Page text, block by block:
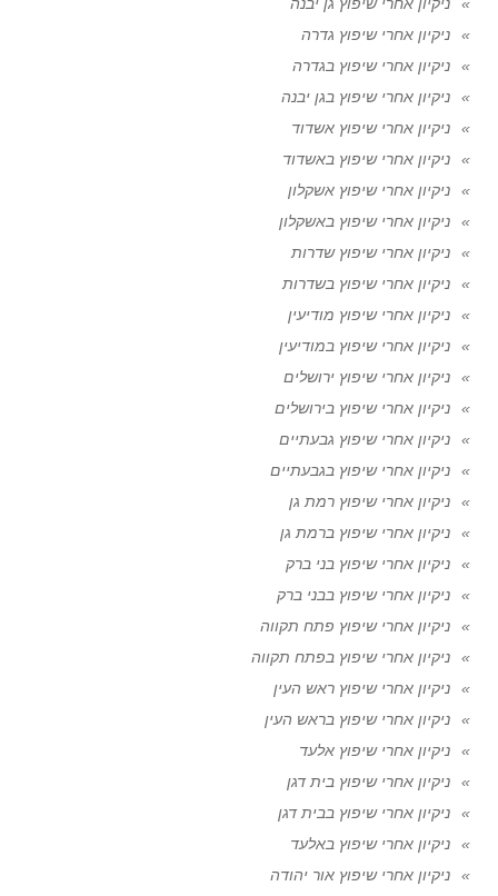
ניקיון אחרי שיפוץ גדרה
ניקיון אחרי שיפוץ בגדרה
ניקיון אחרי שיפוץ בגן יבנה
ניקיון אחרי שיפוץ אשדוד
ניקיון אחרי שיפוץ באשדוד
ניקיון אחרי שיפוץ אשקלון
ניקיון אחרי שיפוץ באשקלון
ניקיון אחרי שיפוץ שדרות
ניקיון אחרי שיפוץ בשדרות
ניקיון אחרי שיפוץ מודיעין
ניקיון אחרי שיפוץ במודיעין
ניקיון אחרי שיפוץ ירושלים
ניקיון אחרי שיפוץ בירושלים
ניקיון אחרי שיפוץ גבעתיים
ניקיון אחרי שיפוץ בגבעתיים
ניקיון אחרי שיפוץ רמת גן
ניקיון אחרי שיפוץ ברמת גן
ניקיון אחרי שיפוץ בני ברק
ניקיון אחרי שיפוץ בבני ברק
ניקיון אחרי שיפוץ פתח תקווה
ניקיון אחרי שיפוץ בפתח תקווה
ניקיון אחרי שיפוץ ראש העין
ניקיון אחרי שיפוץ בראש העין
ניקיון אחרי שיפוץ אלעד
ניקיון אחרי שיפוץ בית דגן
ניקיון אחרי שיפוץ בבית דגן
ניקיון אחרי שיפוץ באלעד
ניקיון אחרי שיפוץ אור יהודה